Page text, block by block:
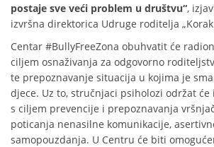
postaje sve veći problem u društvu“,
izvršna direktorica Udruge roditelja „Korak
Centar #BullyFreeZona obuhvatit će
ciljem osnaživanja za odgovorno
te prepoznavanje situacija u kojima je
djece. Uz to, stručnjaci psiholozi održat
s ciljem prevencije i prepoznavanja
poticanja nenasilne komunikacije,
samopouzdanja. U Centru će biti